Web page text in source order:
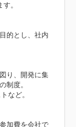
。
的とし、社内
り、開発に集
制度。
など。
加費を会社で